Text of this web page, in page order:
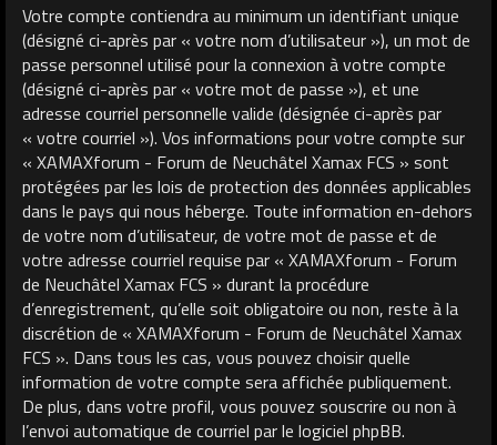
Votre compte contiendra au minimum un identifiant unique
(désigné ci-après par « votre nom d’utilisateur »), un mot de
passe personnel utilisé pour la connexion à votre compte
(désigné ci-après par « votre mot de passe »), et une
adresse courriel personnelle valide (désignée ci-après par
« votre courriel »). Vos informations pour votre compte sur
« XAMAXforum - Forum de Neuchâtel Xamax FCS » sont
protégées par les lois de protection des données applicables
dans le pays qui nous héberge. Toute information en-dehors
de votre nom d’utilisateur, de votre mot de passe et de
votre adresse courriel requise par « XAMAXforum - Forum
de Neuchâtel Xamax FCS » durant la procédure
d’enregistrement, qu’elle soit obligatoire ou non, reste à la
discrétion de « XAMAXforum - Forum de Neuchâtel Xamax
FCS ». Dans tous les cas, vous pouvez choisir quelle
information de votre compte sera affichée publiquement.
De plus, dans votre profil, vous pouvez souscrire ou non à
l’envoi automatique de courriel par le logiciel phpBB.